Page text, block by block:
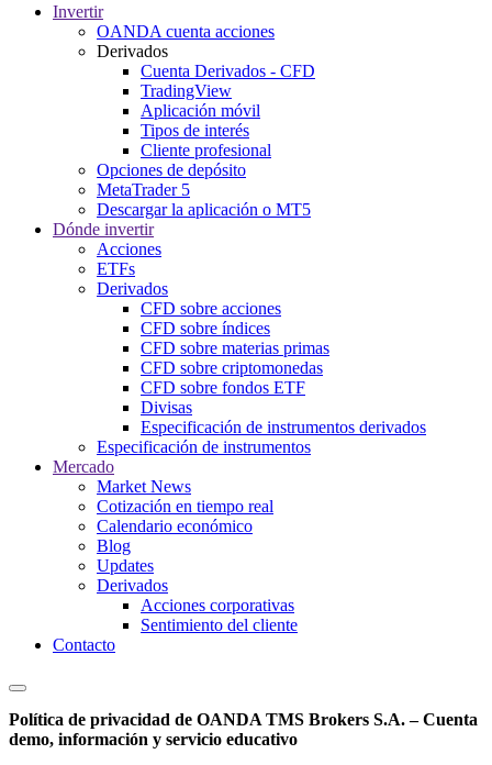
Invertir
OANDA cuenta acciones
Derivados
Cuenta Derivados - CFD
TradingView
Aplicación móvil
Tipos de interés
Cliente profesional
Opciones de depósito
MetaTrader 5
Descargar la aplicación o MT5
Dónde invertir
Acciones
ETFs
Derivados
CFD sobre acciones
CFD sobre índices
CFD sobre materias primas
CFD sobre criptomonedas
CFD sobre fondos ETF
Divisas
Especificación de instrumentos derivados
Especificación de instrumentos
Mercado
Market News
Cotización en tiempo real
Calendario económico
Blog
Updates
Derivados
Acciones corporativas
Sentimiento del cliente
Contacto
Política de privacidad de OANDA TMS Brokers S.A. – Cuenta
demo, información y servicio educativo